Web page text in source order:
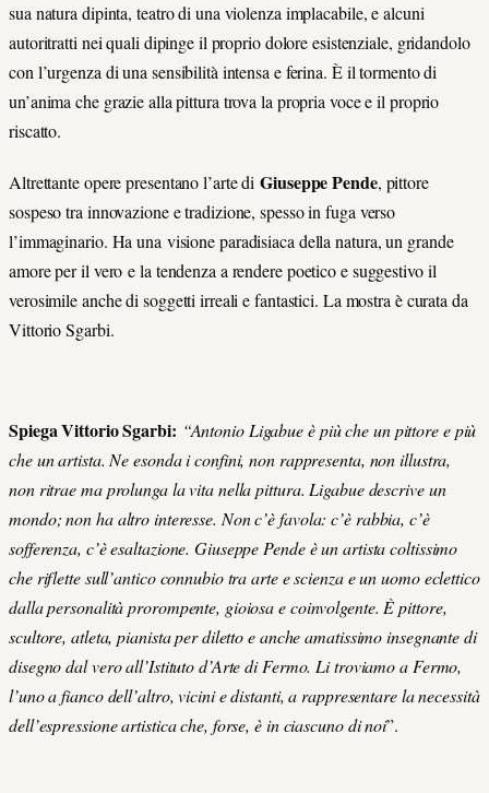
sua natura dipinta, teatro di una violenza implacabile, e alcuni
autoritratti nei quali dipinge il proprio dolore esistenziale, gridandolo
con l’urgenza di una sensibilità intensa e ferina. È il tormento di
un’anima che grazie alla pittura trova la propria voce e il proprio
riscatto.
Altrettante opere presentano l’arte diGiuseppe Pende, pittore
sospeso tra innovazione e tradizione, spesso in fuga verso
l’immaginario. Ha una visione paradisiaca della natura, un grande
amore per il vero e la tendenza a rendere poetico e suggestivo il
verosimile anche di soggetti irreali e fantastici. La mostra è curata da
Vittorio Sgarbi.
Spiega Vittorio Sgarbi: “Antonio Ligabue è più che un pittore e più
che un artista. Ne esonda i confini, non rappresenta, non illustra,
non ritrae ma prolunga la vita nella pittura. Ligabue descrive un
mondo; non ha altro interesse. Non c’è favola: c’è rabbia, c’è
sofferenza, c’è esaltazione. Giuseppe Pende è un artista coltissimo
che riflette sull’antico connubio tra arte e scienza e un uomo eclettico
dalla personalità prorompente, gioiosa e coinvolgente. È pittore,
scultore, atleta, pianista per diletto e anche amatissimo insegnante di
disegno dal vero all’Istituto d’Arte di Fermo. Li troviamo a Fermo,
l’uno a fianco dell’altro, vicini e distanti, a rappresentare la necessità
dell’espressione artistica che, forse, è in ciascuno di noi”.